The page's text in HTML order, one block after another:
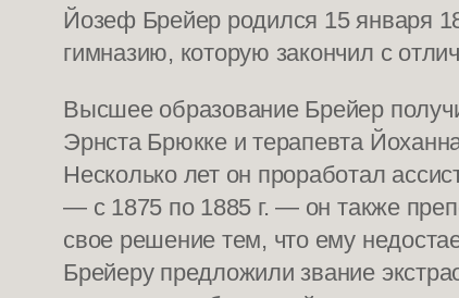
Йозеф Брейер родился 15 января
гимназию, которую закончил с
Высшее образование Брейер
Эрнста Брюкке и терапевта
Несколько лет он проработал
— с 1875 по 1885 г. — он также
свое решение тем, что ему
Брейеру предложили звание